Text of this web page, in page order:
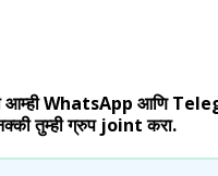
आम्ही WhatsApp आणि
तुम्ही ग्रुप joint करा.